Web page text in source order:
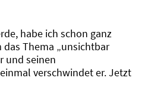
habe ich schon ganz
Thema „unsichtbar
und seinen
verschwindet er. Jetzt